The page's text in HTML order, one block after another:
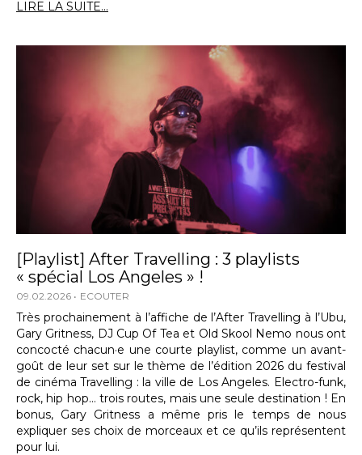
LIRE LA SUITE...
[Playlist] After Travelling : 3 playlists
« spécial Los Angeles » !
09.02.2026 ECOUTER
Très prochainement à l’affiche de l’After Travelling à l’Ubu,
Gary Gritness, DJ Cup Of Tea et Old Skool Nemo nous ont
concocté chacun·e une courte playlist, comme un avant-
goût de leur set sur le thème de l’édition 2026 du festival
de cinéma Travelling : la ville de Los Angeles. Electro-funk,
rock, hip hop… trois routes, mais une seule destination ! En
bonus, Gary Gritness a même pris le temps de nous
expliquer ses choix de morceaux et ce qu’ils représentent
pour lui.